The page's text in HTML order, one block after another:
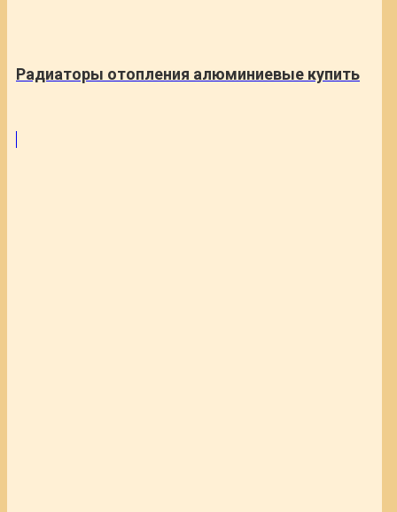
Радиаторы отопления алюминиевые купить